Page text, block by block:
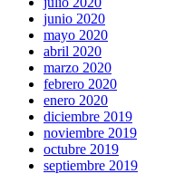
junio 2020
mayo 2020
abril 2020
marzo 2020
febrero 2020
enero 2020
diciembre 2019
noviembre 2019
octubre 2019
septiembre 2019